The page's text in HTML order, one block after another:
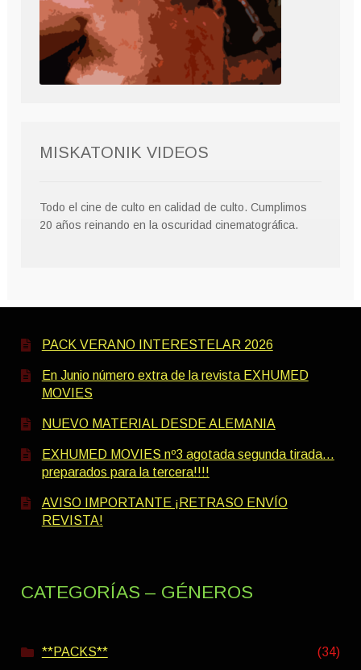
MISKATONIK VIDEOS
Todo el cine de culto en calidad de culto. Cumplimos
20 años reinando en la oscuridad cinematográfica.
PACK VERANO INTERESTELAR 2026
En Junio número extra de la revista EXHUMED
MOVIES
NUEVO MATERIAL DESDE ALEMANIA
EXHUMED MOVIES nº3 agotada segunda tirada…
preparados para la tercera!!!!
AVISO IMPORTANTE ¡RETRASO ENVÍO
REVISTA!
CATEGORÍAS – GÉNEROS
**PACKS** (34)